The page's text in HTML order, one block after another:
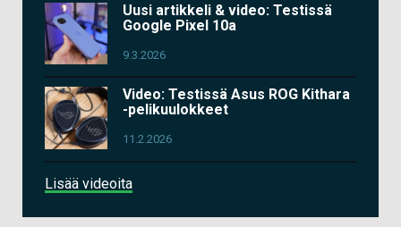
Uusi artikkeli & video: Testissä
Google Pixel 10a
9.3.2026
Video: Testissä Asus ROG Kithara
-pelikuulokkeet
11.2.2026
Lisää videoita